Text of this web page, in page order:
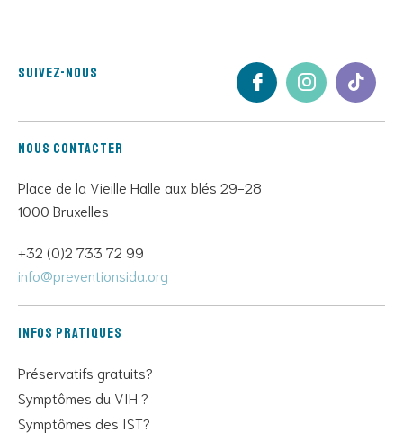
Suivez-nous
Nous contacter
Place de la Vieille Halle aux blés 29-28
1000 Bruxelles
+32 (0)2 733 72 99
info@preventionsida.org
Infos pratiques
Préservatifs gratuits?
Symptômes du VIH ?
Symptômes des IST?